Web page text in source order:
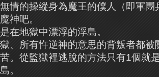
情的操縱身為魔王的僕人（即軍
神吧。
在地獄中漂浮的浮島。
、所有忤逆神的意思的背叛者都被
。從監獄裡逃脫的方法只有1個就
。